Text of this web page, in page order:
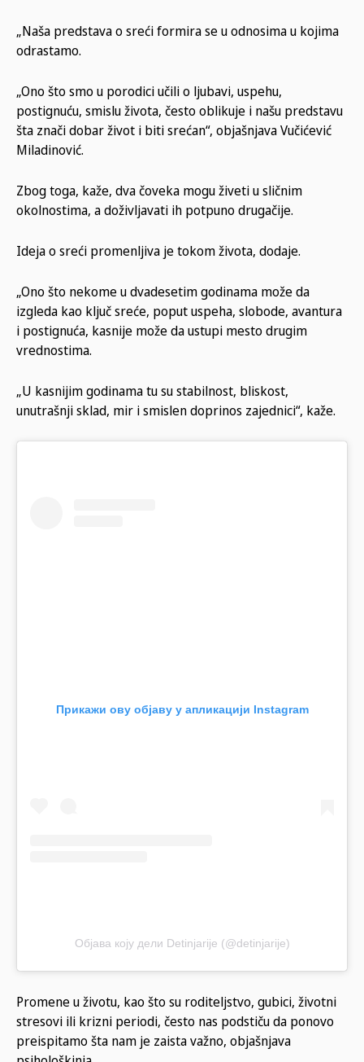
„Naša predstava o sreći formira se u odnosima u kojima
odrastamo.
„Ono što smo u porodici učili o ljubavi, uspehu,
postignuću, smislu života, često oblikuje i našu predstavu
šta znači dobar život i biti srećan“, objašnjava Vučićević
Miladinović.
Zbog toga, kaže, dva čoveka mogu živeti u sličnim
okolnostima, a doživljavati ih potpuno drugačije.
Ideja o sreći promenljiva je tokom života, dodaje.
„Ono što nekome u dvadesetim godinama može da
izgleda kao ključ sreće, poput uspeha, slobode, avantura
i postignuća, kasnije može da ustupi mesto drugim
vrednostima.
„U kasnijim godinama tu su stabilnost, bliskost,
unutrašnji sklad, mir i smislen doprinos zajednici“, kaže.
Прикажи ову објаву у апликацији Instagram
Објава коју дели Detinjarije (@detinjarije)
Promene u životu, kao što su roditeljstvo, gubici, životni
stresovi ili krizni periodi, često nas podstiču da ponovo
preispitamo šta nam je zaista važno, objašnjava